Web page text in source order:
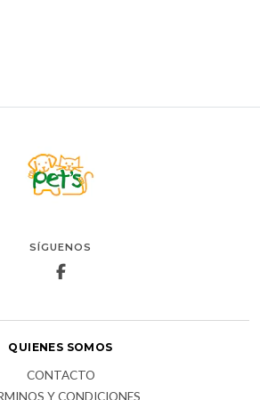
SÍGUENOS
QUIENES SOMOS
CONTACTO
Y CONDICIONES